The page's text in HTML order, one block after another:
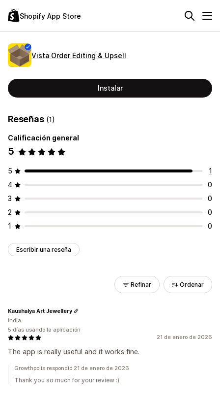
Shopify App Store
Vista Order Editing & Upsell
Instalar
Reseñas (1)
Calificación general
5
5
1
4
0
3
0
2
0
1
0
Escribir una reseña
Refinar Ordenar
21 de enero de 2026
The app is really useful and it works fine.
Kaushalya Art Jewellery
India
5 días usando la aplicación
Growthpolis respondió 21 de enero de 2026
Thank you so much for your review :)